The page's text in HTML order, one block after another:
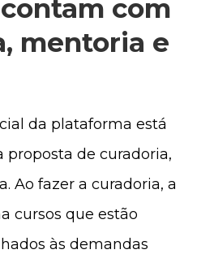
com
mentoria e
da plataforma está
proposta de curadoria,
Ao fazer a curadoria, a
cursos que estão
às demandas